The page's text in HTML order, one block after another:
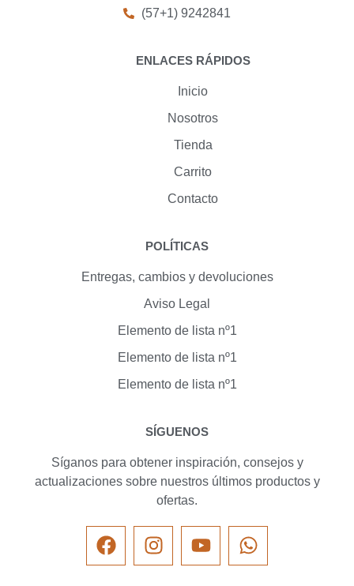
(57+1) 9242841
ENLACES RÁPIDOS
Inicio
Nosotros
Tienda
Carrito
Contacto
POLÍTICAS
Entregas, cambios y devoluciones
Aviso Legal
Elemento de lista nº1
Elemento de lista nº1
Elemento de lista nº1
SÍGUENOS
Síganos para obtener inspiración, consejos y
actualizaciones sobre nuestros últimos productos y
ofertas.